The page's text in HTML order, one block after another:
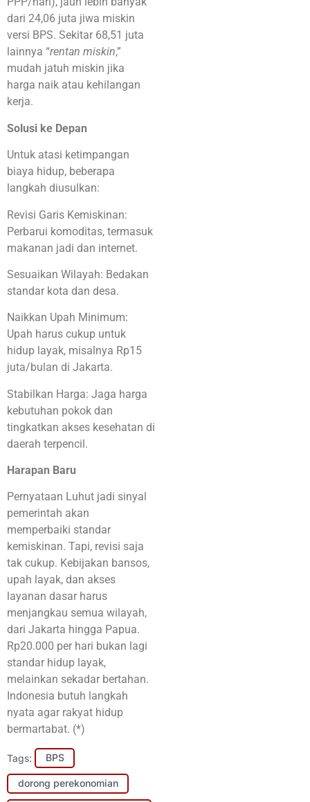
dari 24,06 juta jiwa miskin
versi BPS. Sekitar 68,51 juta
lainnya “rentan miskin,”
mudah jatuh miskin jika
harga naik atau kehilangan
kerja.
Solusi ke Depan
Untuk atasi ketimpangan
biaya hidup, beberapa
langkah diusulkan:
Revisi Garis Kemiskinan:
Perbarui komoditas, termasuk
makanan jadi dan internet.
Sesuaikan Wilayah: Bedakan
standar kota dan desa.
Naikkan Upah Minimum:
Upah harus cukup untuk
hidup layak, misalnya Rp15
juta/bulan di Jakarta.
Stabilkan Harga: Jaga harga
kebutuhan pokok dan
tingkatkan akses kesehatan di
daerah terpencil.
Harapan Baru
Pernyataan Luhut jadi sinyal
pemerintah akan
memperbaiki standar
kemiskinan. Tapi, revisi saja
tak cukup. Kebijakan bansos,
upah layak, dan akses
layanan dasar harus
menjangkau semua wilayah,
dari Jakarta hingga Papua.
Rp20.000 per hari bukan lagi
standar hidup layak,
melainkan sekadar bertahan.
Indonesia butuh langkah
nyata agar rakyat hidup
bermartabat. (*)
Tags: BPS
dorong perekonomian